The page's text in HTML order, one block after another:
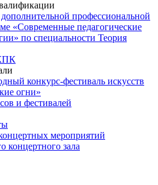
профессиональной
«Современные педагогические
по специальности Теория
конкурс-фестиваль искусств
огни»
и фестивалей
мероприятий
концертного зала